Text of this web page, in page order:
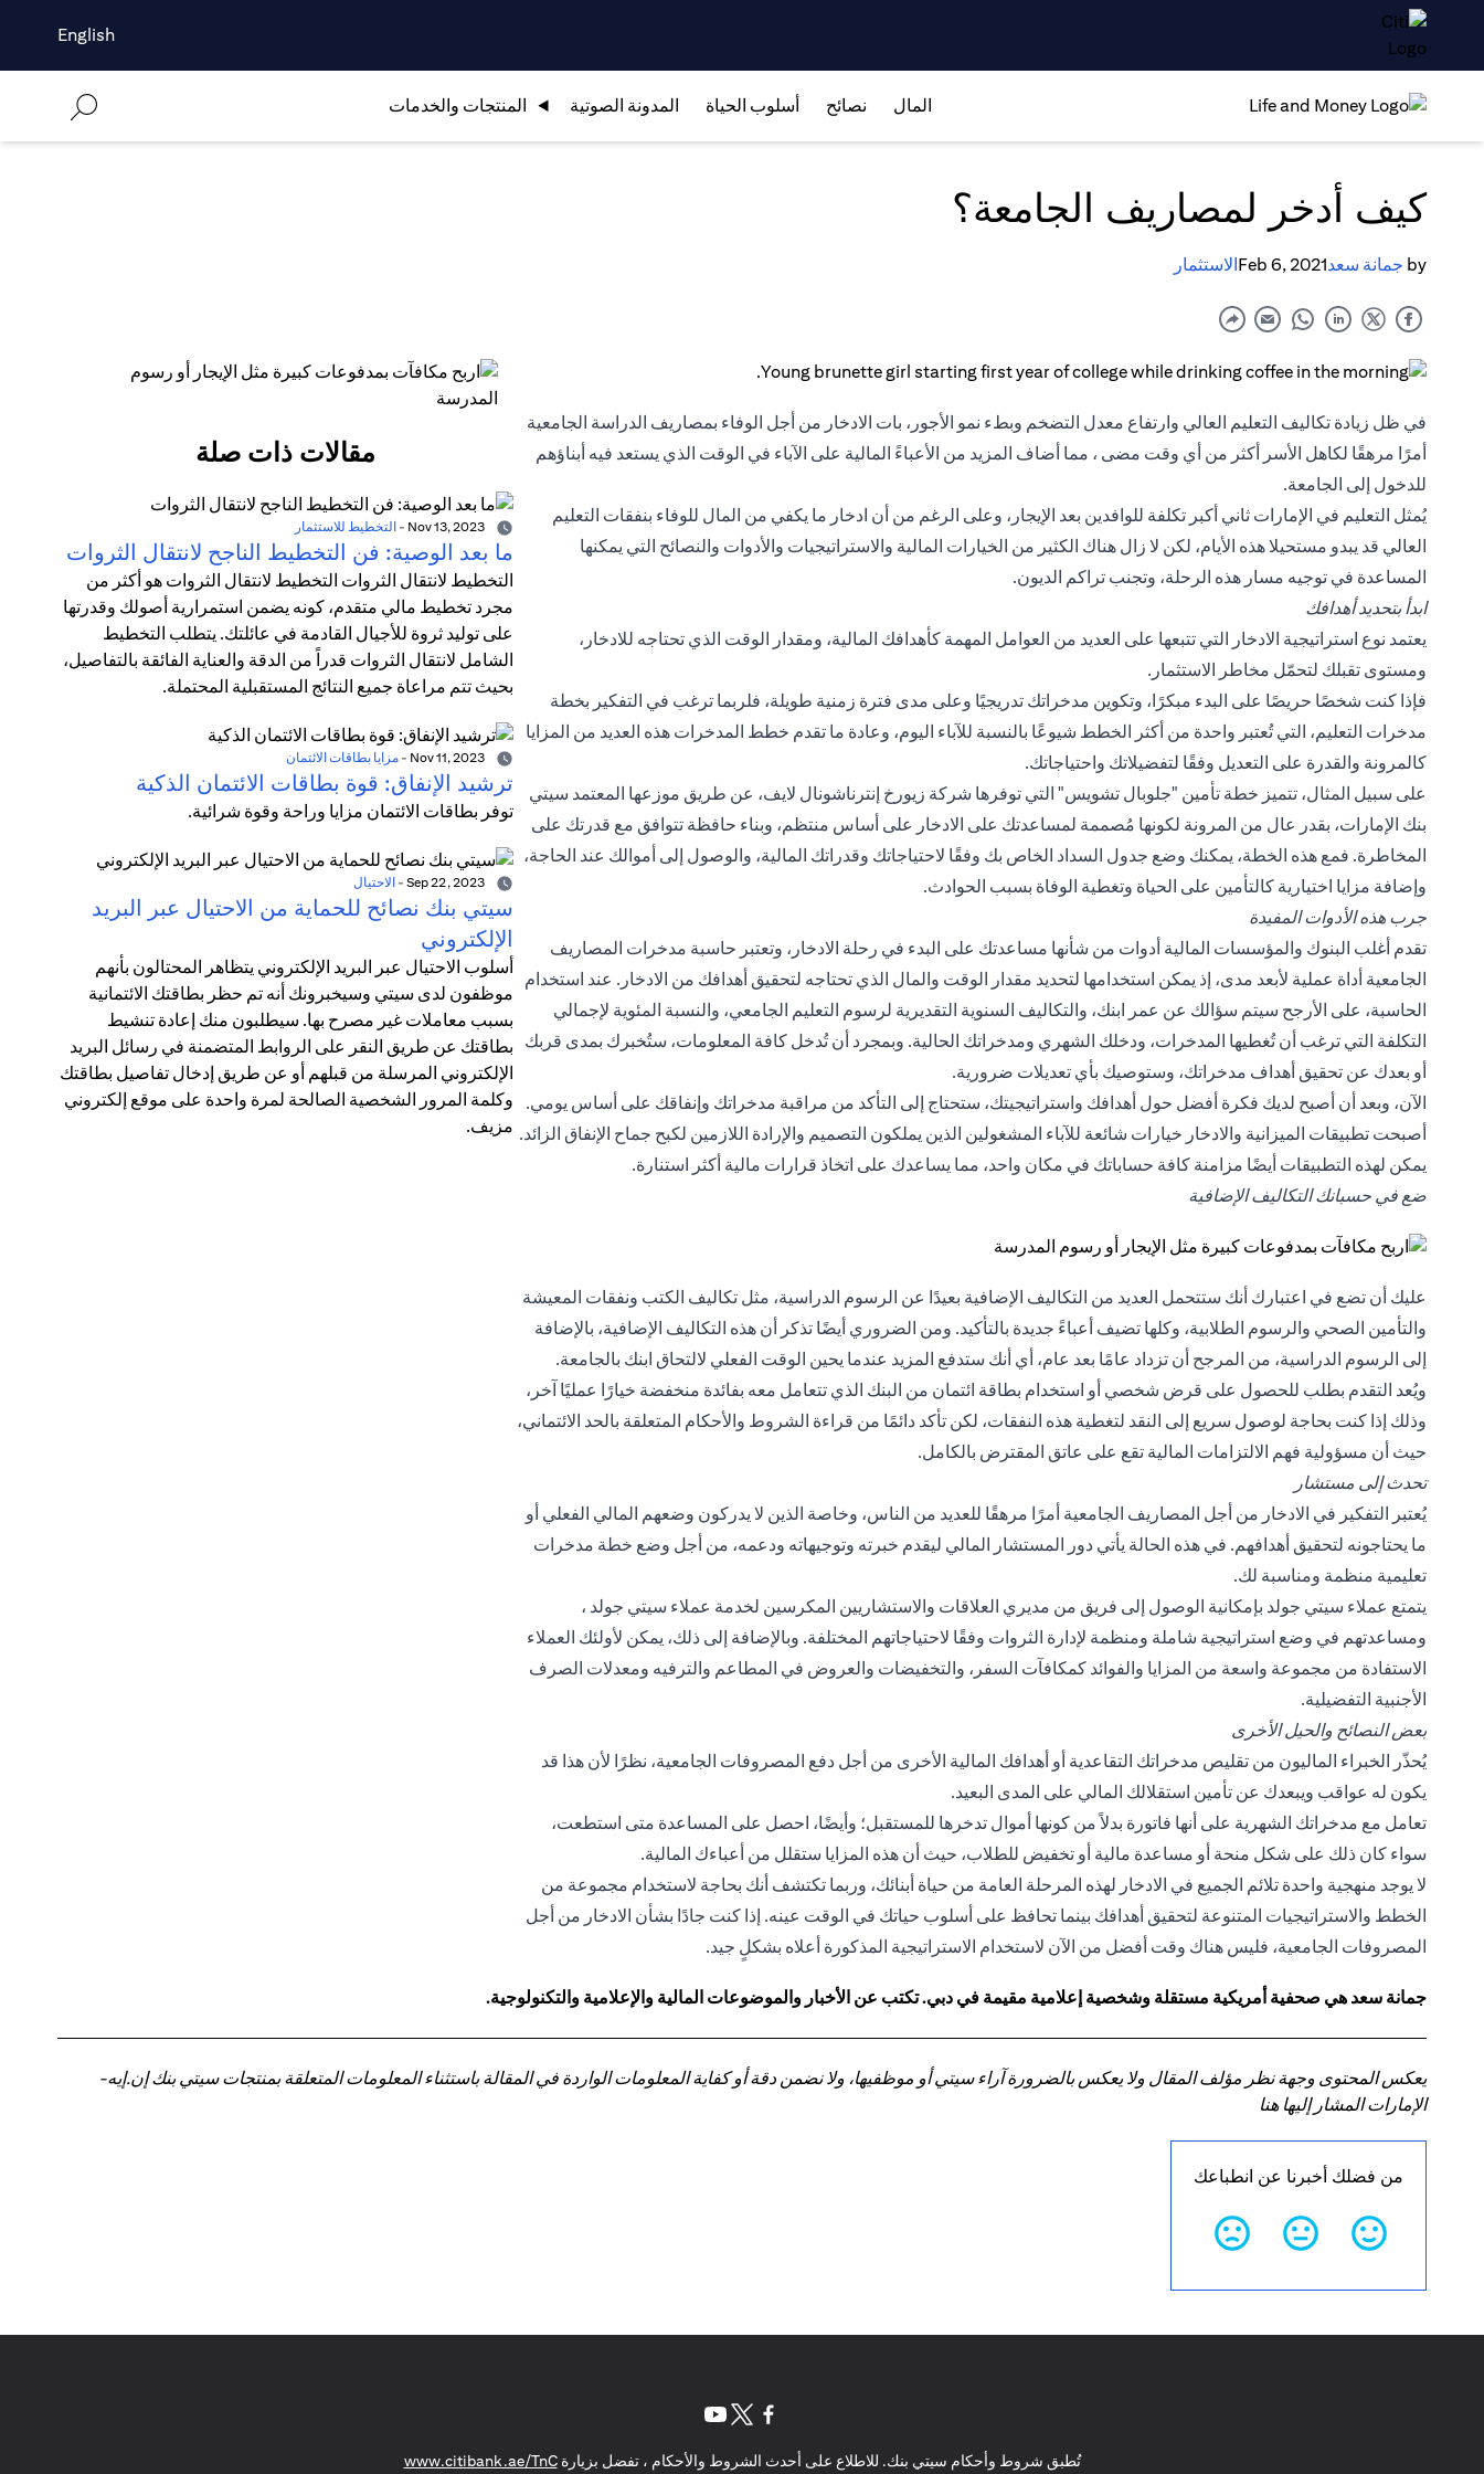
English
المال نصائح أسلوب الحياة المدونة الصوتية المنتجات والخدمات
كيف أدخر لمصاريف الجامعة؟
by جمانة سعدFeb 6, 2021الاستثمار
في ظل زيادة تكاليف التعليم العالي وارتفاع معدل التضخم وبطء نمو الأجور، بات الادخار من أجل الوفاء بمصاريف الدراسة الجامعية
أمرًا مرهقًا لكاهل الأسر أكثر من أي وقت مضى ، مما أضاف المزيد من الأعباءً المالية على الآباء في الوقت الذي يستعد فيه أبناؤهم
للدخول إلى الجامعة.
يُمثل التعليم في الإمارات ثاني أكبر تكلفة للوافدين بعد الإيجار، وعلى الرغم من أن ادخار ما يكفي من المال للوفاء بنفقات التعليم
العالي قد يبدو مستحيلا هذه الأيام، لكن لا زال هناك الكثير من الخيارات المالية والاستراتيجيات والأدوات والنصائح التي يمكنها
المساعدة في توجيه مسار هذه الرحلة، وتجنب تراكم الديون.
ابدأ بتحديد أهدافك
يعتمد نوع استراتيجية الادخار التي تتبعها على العديد من العوامل المهمة كأهدافك المالية، ومقدار الوقت الذي تحتاجه للادخار،
ومستوى تقبلك لتحمّل مخاطر الاستثمار.
فإذا كنت شخصًا حريصًا على البدء مبكرًا، وتكوين مدخراتك تدريجيًا وعلى مدى فترة زمنية طويلة، فلربما ترغب في التفكير بخطة
مدخرات التعليم، التي تُعتبر واحدة من أكثر الخطط شيوعًا بالنسبة للآباء اليوم، وعادة ما تقدم خطط المدخرات هذه العديد من المزايا
كالمرونة والقدرة على التعديل وفقًا لتفضيلاتك واحتياجاتك.
على سبيل المثال، تتميز خطة تأمين "جلوبال تشويس" التي توفرها شركة زيورخ إنترناشونال لايف، عن طريق موزعها المعتمد سيتي
بنك الإمارات، بقدر عال من المرونة لكونها مُصممة لمساعدتك على الادخار على أساس منتظم، وبناء حافظة تتوافق مع قدرتك على
المخاطرة. فمع هذه الخطة، يمكنك وضع جدول السداد الخاص بك وفقًا لاحتياجاتك وقدراتك المالية، والوصول إلى أموالك عند الحاجة،
وإضافة مزايا اختيارية كالتأمين على الحياة وتغطية الوفاة بسبب الحوادث.
جرب هذه الأدوات المفيدة
تقدم أغلب البنوك والمؤسسات المالية أدوات من شأنها مساعدتك على البدء في رحلة الادخار، وتعتبر حاسبة مدخرات المصاريف
الجامعية أداة عملية لأبعد مدى، إذ يمكن استخدامها لتحديد مقدار الوقت والمال الذي تحتاجه لتحقيق أهدافك من الادخار. عند استخدام
الحاسبة، على الأرجح سيتم سؤالك عن عمر ابنك، والتكاليف السنوية التقديرية لرسوم التعليم الجامعي، والنسبة المئوية لإجمالي
التكلفة التي ترغب أن تُغطيها المدخرات، ودخلك الشهري ومدخراتك الحالية. وبمجرد أن تُدخل كافة المعلومات، ستُخبرك بمدى قربك
أو بعدك عن تحقيق أهداف مدخراتك، وستوصيك بأي تعديلات ضرورية.
الآن، وبعد أن أصبح لديك فكرة أفضل حول أهدافك واستراتيجيتك، ستحتاج إلى التأكد من مراقبة مدخراتك وإنفاقك على أساس يومي.
أصبحت تطبيقات الميزانية والادخار خيارات شائعة للآباء المشغولين الذين يملكون التصميم والإرادة اللازمين لكبح جماح الإنفاق الزائد.
يمكن لهذه التطبيقات أيضًا مزامنة كافة حساباتك في مكان واحد، مما يساعدك على اتخاذ قرارات مالية أكثر استنارة.
ضع في حسبانك التكاليف الإضافية
عليك أن تضع في اعتبارك أنك ستتحمل العديد من التكاليف الإضافية بعيدًا عن الرسوم الدراسية، مثل تكاليف الكتب ونفقات المعيشة
والتأمين الصحي والرسوم الطلابية، وكلها تضيف أعباءً جديدة بالتأكيد. ومن الضروري أيضًا تذكر أن هذه التكاليف الإضافية، بالإضافة
إلى الرسوم الدراسية، من المرجح أن تزداد عامًا بعد عام، أي أنك ستدفع المزيد عندما يحين الوقت الفعلي لالتحاق ابنك بالجامعة.
ويُعد التقدم بطلب للحصول على قرض شخصي أو استخدام بطاقة ائتمان من البنك الذي تتعامل معه بفائدة منخفضة خيارًا عمليًا آخر،
وذلك إذا كنت بحاجة لوصول سريع إلى النقد لتغطية هذه النفقات، لكن تأكد دائمًا من قراءة الشروط والأحكام المتعلقة بالحد الائتماني،
حيث أن مسؤولية فهم الالتزامات المالية تقع على عاتق المقترض بالكامل.
تحدث إلى مستشار
يُعتبر التفكير في الادخار من أجل المصاريف الجامعية أمرًا مرهقًا للعديد من الناس، وخاصة الذين لا يدركون وضعهم المالي الفعلي أو
ما يحتاجونه لتحقيق أهدافهم. في هذه الحالة يأتي دور المستشار المالي ليقدم خبرته وتوجيهاته ودعمه، من أجل وضع خطة مدخرات
تعليمية منظمة ومناسبة لك.
يتمتع عملاء سيتي جولد بإمكانية الوصول إلى فريق من مديري العلاقات والاستشاريين المكرسين لخدمة عملاء سيتي جولد ،
ومساعدتهم في وضع استراتيجية شاملة ومنظمة لإدارة الثروات وفقًا لاحتياجاتهم المختلفة. وبالإضافة إلى ذلك، يمكن لأولئك العملاء
الاستفادة من مجموعة واسعة من المزايا والفوائد كمكافآت السفر، والتخفيضات والعروض في المطاعم والترفيه ومعدلات الصرف
الأجنبية التفضيلية.
بعض النصائح والحيل الأخرى
يُحذّر الخبراء الماليون من تقليص مدخراتك التقاعدية أو أهدافك المالية الأخرى من أجل دفع المصروفات الجامعية، نظرًا لأن هذا قد
يكون له عواقب ويبعدك عن تأمين استقلالك المالي على المدى البعيد.
تعامل مع مدخراتك الشهرية على أنها فاتورة بدلاً من كونها أموال تدخرها للمستقبل؛ وأيضًا، احصل على المساعدة متى استطعت،
سواء كان ذلك على شكل منحة أو مساعدة مالية أو تخفيض للطلاب، حيث أن هذه المزايا ستقلل من أعباءك المالية.
لا يوجد منهجية واحدة تلائم الجميع في الادخار لهذه المرحلة العامة من حياة أبنائك، وربما تكتشف أنك بحاجة لاستخدام مجموعة من
الخطط والاستراتيجيات المتنوعة لتحقيق أهدافك بينما تحافظ على أسلوب حياتك في الوقت عينه. إذا كنت جادًا بشأن الادخار من أجل
المصروفات الجامعية، فليس هناك وقت أفضل من الآن لاستخدام الاستراتيجية المذكورة أعلاه بشكلٍ جيد.
مقالات ذات صلة
- التخطيط للاستثمار
ما بعد الوصية: فن التخطيط الناجح لانتقال الثروات
التخطيط لانتقال الثروات التخطيط لانتقال الثروات هو أكثر من
مجرد تخطيط مالي متقدم، كونه يضمن استمرارية أصولك وقدرتها
على توليد ثروة للأجيال القادمة في عائلتك. يتطلب التخطيط
الشامل لانتقال الثروات قدراً من الدقة والعناية الفائقة بالتفاصيل،
بحيث تتم مراعاة جميع النتائج المستقبلية المحتملة.
- مزايا بطاقات الائتمان
ترشيد الإنفاق: قوة بطاقات الائتمان الذكية
توفر بطاقات الائتمان مزايا وراحة وقوة شرائية.
- الاحتيال
سيتي بنك نصائح للحماية من الاحتيال عبر البريد
الإلكتروني
أسلوب الاحتيال عبر البريد الإلكتروني يتظاهر المحتالون بأنهم
موظفون لدى سيتي وسيخبرونك أنه تم حظر بطاقتك الائتمانية
بسبب معاملات غير مصرح بها. سيطلبون منك إعادة تنشيط
بطاقتك عن طريق النقر على الروابط المتضمنة في رسائل البريد
الإلكتروني المرسلة من قبلهم أو عن طريق إدخال تفاصيل بطاقتك
وكلمة المرور الشخصية الصالحة لمرة واحدة على موقع إلكتروني
مزيف.
جمانة سعد هي صحفية أمريكية مستقلة وشخصية إعلامية مقيمة في دبي. تكتب عن الأخبار والموضوعات المالية والإعلامية والتكنولوجية.
يعكس المحتوى وجهة نظر مؤلف المقال ولا يعكس بالضرورة آراء سيتي أو موظفيها، ولا نضمن دقة أو كفاية المعلومات الواردة في المقالة باستثناء المعلومات المتعلقة بمنتجات سيتي بنك إن.إيه-
الإمارات المشار إليها هنا
من فضلك أخبرنا عن انطباعك
تُطبق شروط وأحكام سيتي بنك. للاطلاع على أحدث الشروط والأحكام ، تفضل بزيارةwww.citibank.ae/TnC
(opens in a new tab)